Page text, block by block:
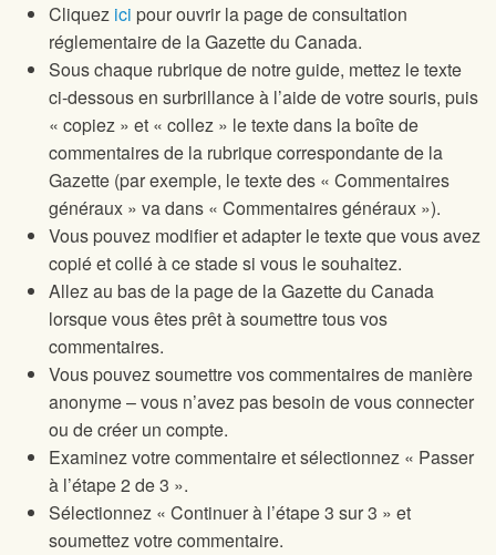
Cliquez ici pour ouvrir la page de consultation
réglementaire de la Gazette du Canada.
Sous chaque rubrique de notre guide, mettez le texte
ci-dessous en surbrillance à l’aide de votre souris, puis
« copiez » et « collez » le texte dans la boîte de
commentaires de la rubrique correspondante de la
Gazette (par exemple, le texte des « Commentaires
généraux » va dans « Commentaires généraux »).
Vous pouvez modifier et adapter le texte que vous avez
copié et collé à ce stade si vous le souhaitez.
Allez au bas de la page de la Gazette du Canada
lorsque vous êtes prêt à soumettre tous vos
commentaires.
Vous pouvez soumettre vos commentaires de manière
anonyme – vous n’avez pas besoin de vous connecter
ou de créer un compte.
Examinez votre commentaire et sélectionnez « Passer
à l’étape 2 de 3 ».
Sélectionnez « Continuer à l’étape 3 sur 3 » et
soumettez votre commentaire.